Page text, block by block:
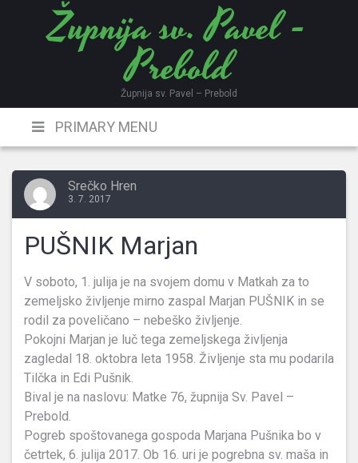
Župnija sv. Pavel -
Prebold
Župnija sv. Pavel – Prebold
PRIMARY MENU
Srečko Hren
3. 7. 2017
PUŠNIK Marjan
V soboto, 1. julija je na svojem domu v Matkah za to
zemeljsko življenje mirno zaspal Marjan PUŠNIK in se
rodil za poveličano – nebeško življenje.
Pokojni Marjan je luč tega zemeljskega življenja
zagledal 18. oktobra leta 1958. Življenje sta mu podarila
Tilčka in Edi Pušnik.
Bival je na naslovu: Matke 76, župnija Sv. Pavel –
Prebold.
Pogreb spoštovanega gospoda Marjana Pušnika bo v
četrtek, 6. julija 2017. Ob 16. uri je pogrebna sv. maša in